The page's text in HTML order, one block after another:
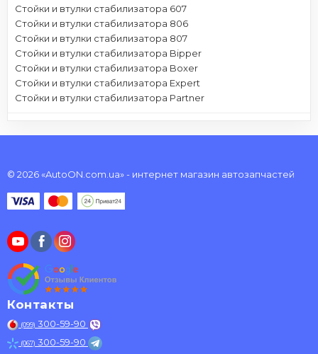
Стойки и втулки стабилизатора 607
Стойки и втулки стабилизатора 806
Стойки и втулки стабилизатора 807
Стойки и втулки стабилизатора Bipper
Стойки и втулки стабилизатора Boxer
Стойки и втулки стабилизатора Expert
Стойки и втулки стабилизатора Partner
© 2026 «AutoON.com.ua» - интернет магазин автозапчастей
Контакты
(099) 300-59-90
(067) 300-59-90